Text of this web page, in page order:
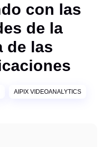
con las
de la
de las
AIPIX VIDEOANALYTICS